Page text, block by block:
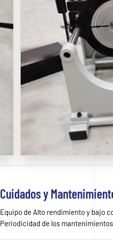
Cuidados y
Equipo de Alto rendimiento y bajo
Periodicidad de los